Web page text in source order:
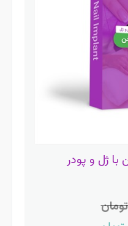
ژل و پودر